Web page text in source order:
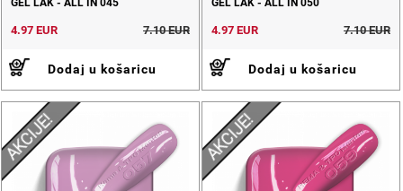
GEL LAK - ALL IN 045
4.97 EUR 7.10 EUR
Dodaj u košaricu
GEL LAK - ALL IN 050
4.97 EUR 7.10 EUR
Dodaj u košaricu
AKCIJE! AKCIJE!